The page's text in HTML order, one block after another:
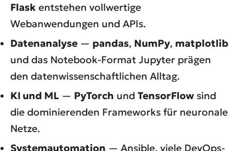
Flask entstehen vollwertige
Webanwendungen und APIs.
Datenanalyse — pandas, NumPy, matplotlib
und das Notebook-Format Jupyter prägen
den datenwissenschaftlichen Alltag.
KI und ML — PyTorch und TensorFlow sind
die dominierenden Frameworks für neuronale
Netze.
Systemautomation — Ansible, viele DevOps-